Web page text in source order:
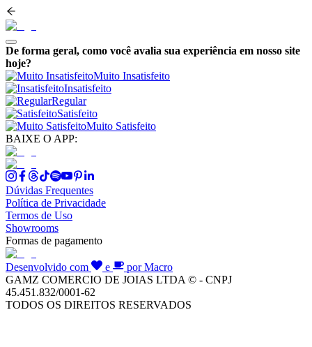
De forma geral, como você avalia sua experiência em nosso site
hoje?
Muito Insatisfeito
Insatisfeito
Regular
Satisfeito
Muito Satisfeito
BAIXE O APP:
Dúvidas Frequentes
Política de Privacidade
Termos de Uso
Showrooms
Formas de pagamento
Desenvolvido com e
por Macro
GAMZ COMERCIO DE JOIAS LTDA © - CNPJ
45.451.832/0001-62
TODOS OS DIREITOS RESERVADOS